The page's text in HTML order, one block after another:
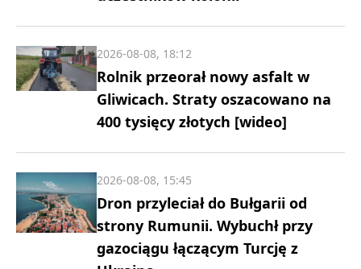
Rolnik przeorał nowy asfalt w
Gliwicach. Straty oszacowano na
400 tysięcy złotych [wideo]
2026-08-08, 18:12
Dron przyleciał do Bułgarii od
strony Rumunii. Wybuchł przy
gazociągu łączącym Turcję z
2026-08-08, 15:45